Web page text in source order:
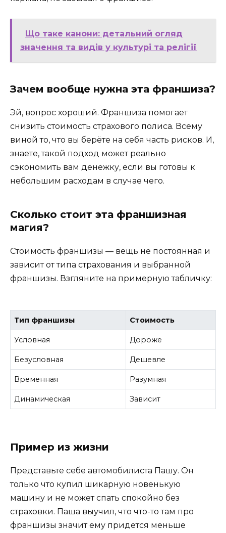
Що таке канони: детальний огляд
значення та видів у культурі та релігії
Зачем вообще нужна эта франшиза?
Эй, вопрос хороший. Франшиза помогает
снизить стоимость страхового полиса. Всему
виной то, что вы берёте на себя часть рисков. И,
знаете, такой подход может реально
сэкономить вам денежку, если вы готовы к
небольшим расходам в случае чего.
Сколько стоит эта франшизная
магия?
Стоимость франшизы — вещь не постоянная и
зависит от типа страхования и выбранной
франшизы. Взгляните на примерную табличку:
Тип франшизы Стоимость
Условная Дороже
Безусловная Дешевле
Временная Разумная
Динамическая Зависит
Пример из жизни
Представьте себе автомобилиста Пашу. Он
только что купил шикарную новенькую
машину и не может спать спокойно без
страховки. Паша выучил, что что-то там про
франшизы значит ему придется меньше